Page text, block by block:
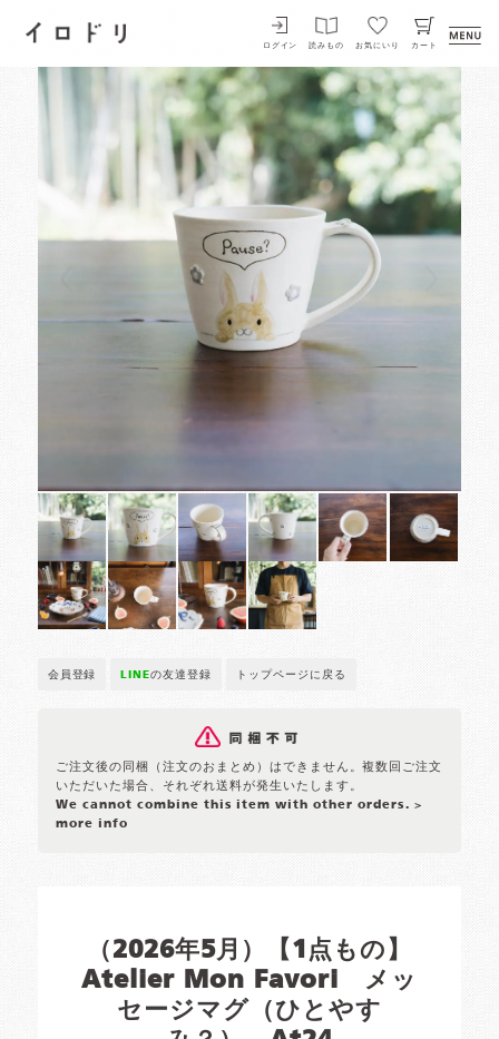
イロドリ
ログイン 読みもの お気にいり カート
会員登録 LINEの友達登録 トップページに戻る
ご注文後の同梱（注文のおまとめ）はできません。複数回ご注文
いただいた場合、それぞれ送料が発生いたします。
We cannot combine this item with other orders. >
more info
（2026年5月）【1点もの】
Atelier Mon Favori メッ
セージマグ（ひとやす